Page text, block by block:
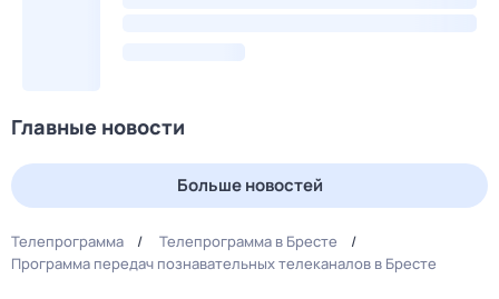
Главные новости
Больше новостей
Телепрограмма
Телепрограмма в Бресте
Программа передач познавательных телеканалов в Бресте